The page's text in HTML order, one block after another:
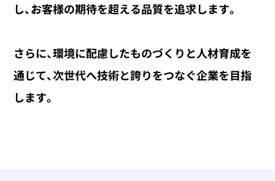
し、お客様の期待を超える品質を追求します。
さらに、環境に配慮したものづくりと人材育成を
通じて、次世代へ技術と誇りをつなぐ企業を目指
します。